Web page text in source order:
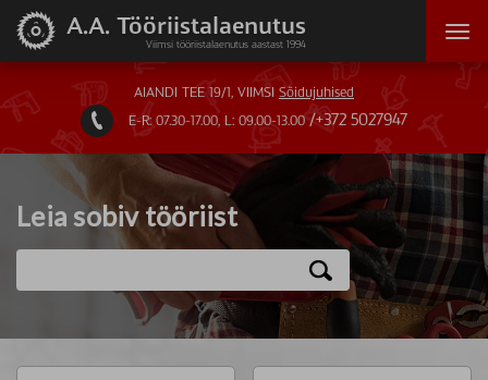
AIANDI TEE 19/1, VIIMSI Sõidujuhised
 E-R: 07.30-17.00, L: 09.00-13.00 +372 5027947
A.A. Tööriistalaenutus
Viimsi tööriistalaenutus aastast 1994
Leia sobiv tööriist